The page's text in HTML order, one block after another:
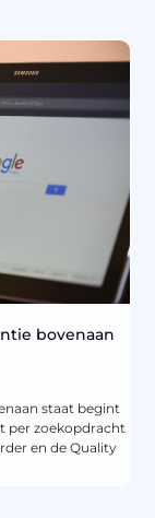
bovenaan
staat begint
per zoekopdracht
en de Quality